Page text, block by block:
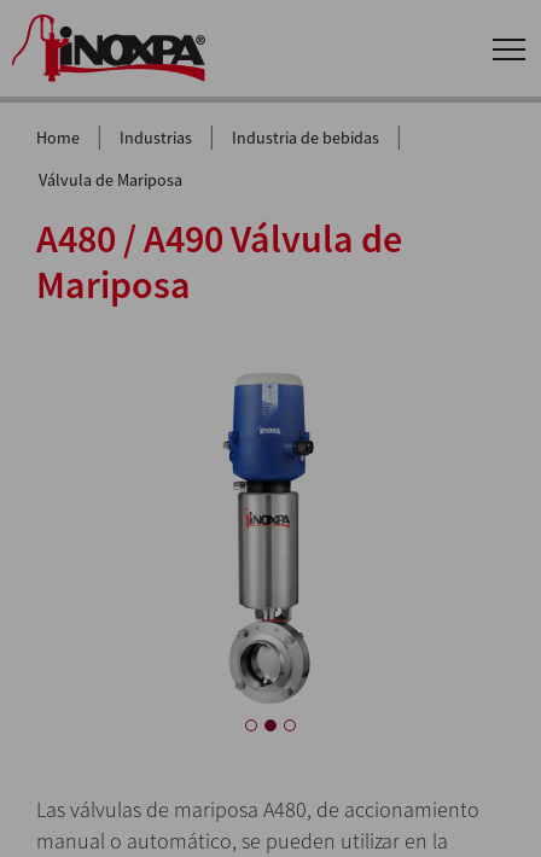
Home | Industrias | Industria de bebidas |
Válvula de Mariposa
A480 / A490 Válvula de
Mariposa
Las válvulas de mariposa A480, de accionamiento
manual o automático, se pueden utilizar en la